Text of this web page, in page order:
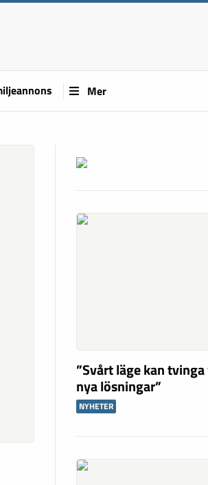
Mer
”Svårt läge kan
nya lösningar”
NYHETER